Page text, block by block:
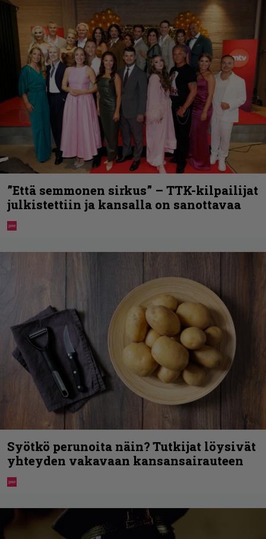
”Että semmonen sirkus” – TTK-kilpailijat
julkistettiin ja kansalla on sanottavaa
Syötkö perunoita näin? Tutkijat löysivät
yhteyden vakavaan kansansairauteen